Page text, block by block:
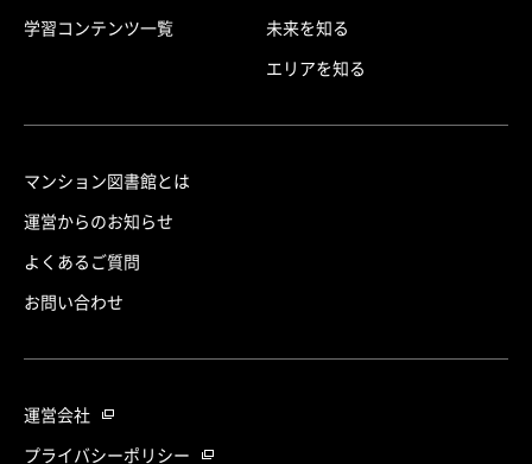
学習コンテンツ一覧
未来を知る
エリアを知る
マンション図書館とは
運営からのお知らせ
よくあるご質問
お問い合わせ
運営会社
プライバシーポリシー